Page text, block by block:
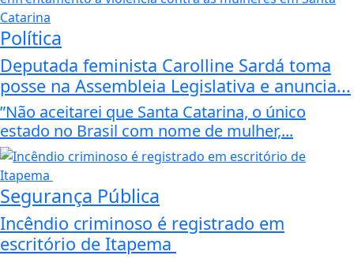
Política
Deputada feminista Carolline Sardá toma
posse na Assembleia Legislativa e anuncia...
”Não aceitarei que Santa Catarina, o único
estado no Brasil com nome de mulher,...
Segurança Pública
Incêndio criminoso é registrado em
escritório de Itapema